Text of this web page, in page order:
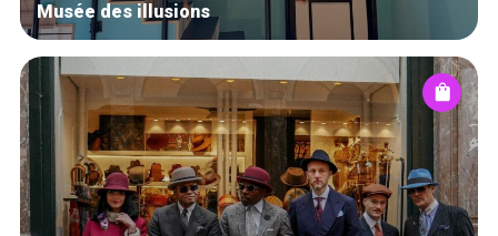
Musée des illusions